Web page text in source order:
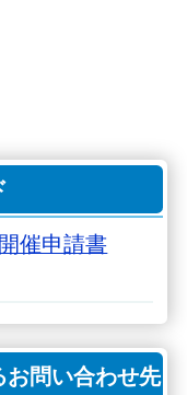
催申請書
お問い合わせ先